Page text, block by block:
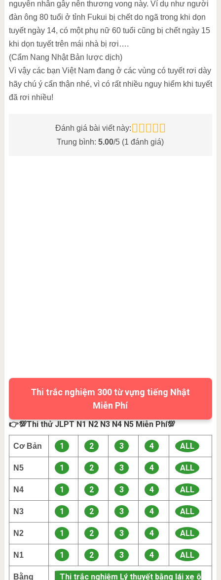
nguyên nhân gây nên thương vong này. Ví dụ như người
đàn ông 80 tuổi ở tỉnh Fukui bị chết do ngã trong khi dọn
tuyết ngày 14, có một phụ nữ 60 tuổi cũng bị chết ngày 15
khi dọn tuyết trên mái nhà bị rơi….
(Cẩm Nang Nhật Bản lược dịch)
Vì vậy các bạn Việt Nam đang ở các vùng có tuyết rơi dày
hãy chú ý cẩn thận nhé, vì có rất nhiều nguy hiểm khi tuyết
đã rơi nhiều!
Đánh giá bài viết này:
Trung bình:5.00/5 (1 đánh giá)
Thi trắc nghiệm 300 từ vựng tiếng Nhật
Miễn Phí
👉💯Thi thử JLPT N1 N2 N3 N4 N5 Miễn Phí💯
Cơ Bản 1 2 3 4 ALL
N5 1 2 3 4 ALL
N4 1 2 3 4 ALL
N3 1 2 3 4 ALL
N2 1 2 3 4 ALL
N1 1 2 3 4 ALL
Bằng Thi trắc nghiệm Lý thuyết bằng lái xe ô